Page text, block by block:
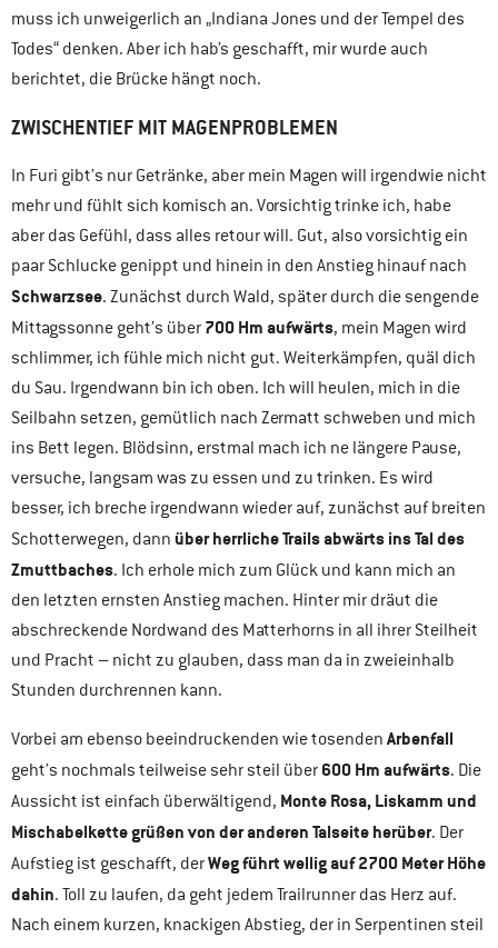
muss ich unweigerlich an „Indiana Jones und der Tempel des
Todes“ denken. Aber ich hab’s geschafft, mir wurde auch
berichtet, die Brücke hängt noch.
ZWISCHENTIEF MIT MAGENPROBLEMEN
In Furi gibt’s nur Getränke, aber mein Magen will irgendwie nicht
mehr und fühlt sich komisch an. Vorsichtig trinke ich, habe
aber das Gefühl, dass alles retour will. Gut, also vorsichtig ein
paar Schlucke genippt und hinein in den Anstieg hinauf nach
Schwarzsee. Zunächst durch Wald, später durch die sengende
Mittagssonne geht’s über 700 Hm aufwärts, mein Magen wird
schlimmer, ich fühle mich nicht gut. Weiterkämpfen, quäl dich
du Sau. Irgendwann bin ich oben. Ich will heulen, mich in die
Seilbahn setzen, gemütlich nach Zermatt schweben und mich
ins Bett legen. Blödsinn, erstmal mach ich ne längere Pause,
versuche, langsam was zu essen und zu trinken. Es wird
besser, ich breche irgendwann wieder auf, zunächst auf breiten
Schotterwegen, dann über herrliche Trails abwärts ins Tal des
Zmuttbaches. Ich erhole mich zum Glück und kann mich an
den letzten ernsten Anstieg machen. Hinter mir dräut die
abschreckende Nordwand des Matterhorns in all ihrer Steilheit
und Pracht – nicht zu glauben, dass man da in zweieinhalb
Stunden durchrennen kann.
Vorbei am ebenso beeindruckenden wie tosenden Arbenfall
geht’s nochmals teilweise sehr steil über 600 Hm aufwärts. Die
Aussicht ist einfach überwältigend, Monte Rosa, Liskamm und
Mischabelkette grüßen von der anderen Talseite herüber. Der
Aufstieg ist geschafft, derWeg führt wellig auf 2700 Meter Höhe
dahin. Toll zu laufen, da geht jedem Trailrunner das Herz auf.
Nach einem kurzen, knackigen Abstieg, der in Serpentinen steil